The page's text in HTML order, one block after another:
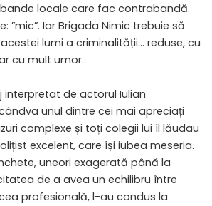
locale care fac contrabandă.
”mic”. Iar Brigada Nimic trebuie să
lumi a criminalității… reduse, cu
cu mult umor.
de actorul Iulian
unul dintre cei mai apreciați
complexe și toți colegii lui îl lăudau
excelent, care își iubea meseria.
uneori exagerată până la
de a avea un echilibru între
profesională, l-au condus la